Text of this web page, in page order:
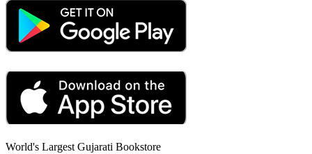
World's Largest Gujarati Bookstore